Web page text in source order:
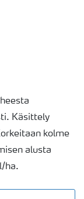
Käsittely
kolme
alusta
ha.